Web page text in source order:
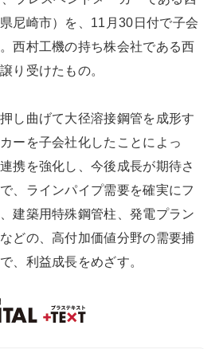
尼崎市）を、11月30日付で子会
西村工機の持ち株会社である西
り受けたもの。
し曲げて大径溶接鋼管を成形す
ーを子会社化したことによっ
携を強化し、今後成長が期待さ
、ラインパイプ需要を確実にフ
建築用特殊鋼管柱、発電プラン
どの、高付加価値分野の需要捕
、利益成長をめざす。